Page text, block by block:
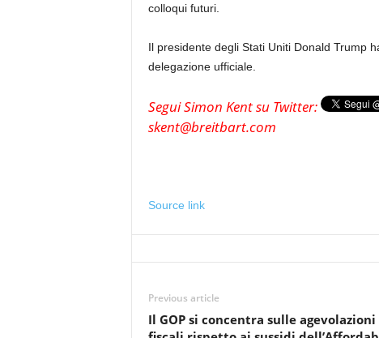
colloqui futuri.
Il presidente degli Stati Uniti Donald Trump
delegazione ufficiale.
Segui Simon Kent su Twitter:
skent@breitbart.com
Source link
Previous article
Il GOP si concentra sulle agevolazioni